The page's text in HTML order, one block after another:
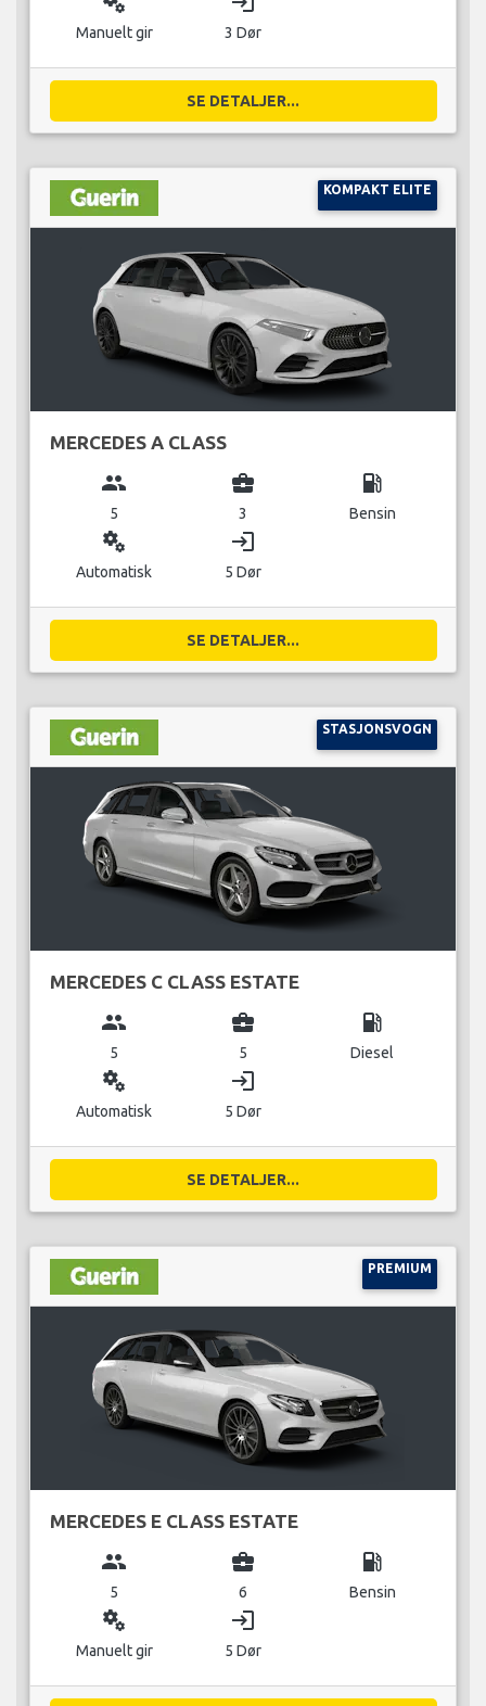
Manuelt gir 3 Dør
SE DETALJER...
KOMPAKT ELITE
MERCEDES A CLASS
group
5
business_center
3
local_gas_station
Bensin
miscellaneous_services
Automatisk
login
5 Dør
SE DETALJER...
STASJONSVOGN
MERCEDES C CLASS ESTATE
group
5
business_center
5
local_gas_station
Diesel
miscellaneous_services
Automatisk
login
5 Dør
SE DETALJER...
PREMIUM
MERCEDES E CLASS ESTATE
group
5
business_center
6
local_gas_station
Bensin
miscellaneous_services
Manuelt gir
login
5 Dør